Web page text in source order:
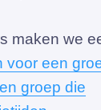
maken we
voor een
groep die